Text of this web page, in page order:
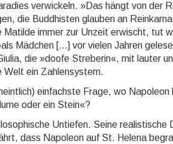
ver­wickeln. »Das hängt von der
die Buddhis­ten glauben an
Ma­tilde immer zur Unzeit erwischt, tut
Mäd­chen [...] vor vielen Jahren
die »doofe Stre­be­rin«, mit lauter
Welt ein Zah­len­sys­tem.
ein­fachs­te Frage, wo Napo­leon
oder ein Stein«?
Untiefen. Seine rea­lis­ti­sche
dass Napo­leon auf St. Helena